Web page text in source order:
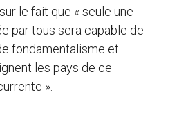
le fait que « seule une
par tous sera capable de
fondamentalisme et
les pays de ce
».